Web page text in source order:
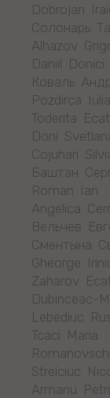
Dobrojan
Солонарь
Alhazov
Daniil Donici
Коваль
Pozdirca
Toderita
Doni
Cojuhari
Баштан
Roman Ian
Angelica
Вельчев
Сментына
Gheorge
Zaharov
Dubinceac-
Lebediuc
Tcaci Maria
Strelciuc
Armanu